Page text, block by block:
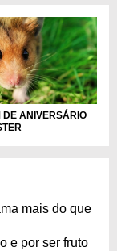
DE ANIVERSÁRIO
mais do que
e por ser fruto